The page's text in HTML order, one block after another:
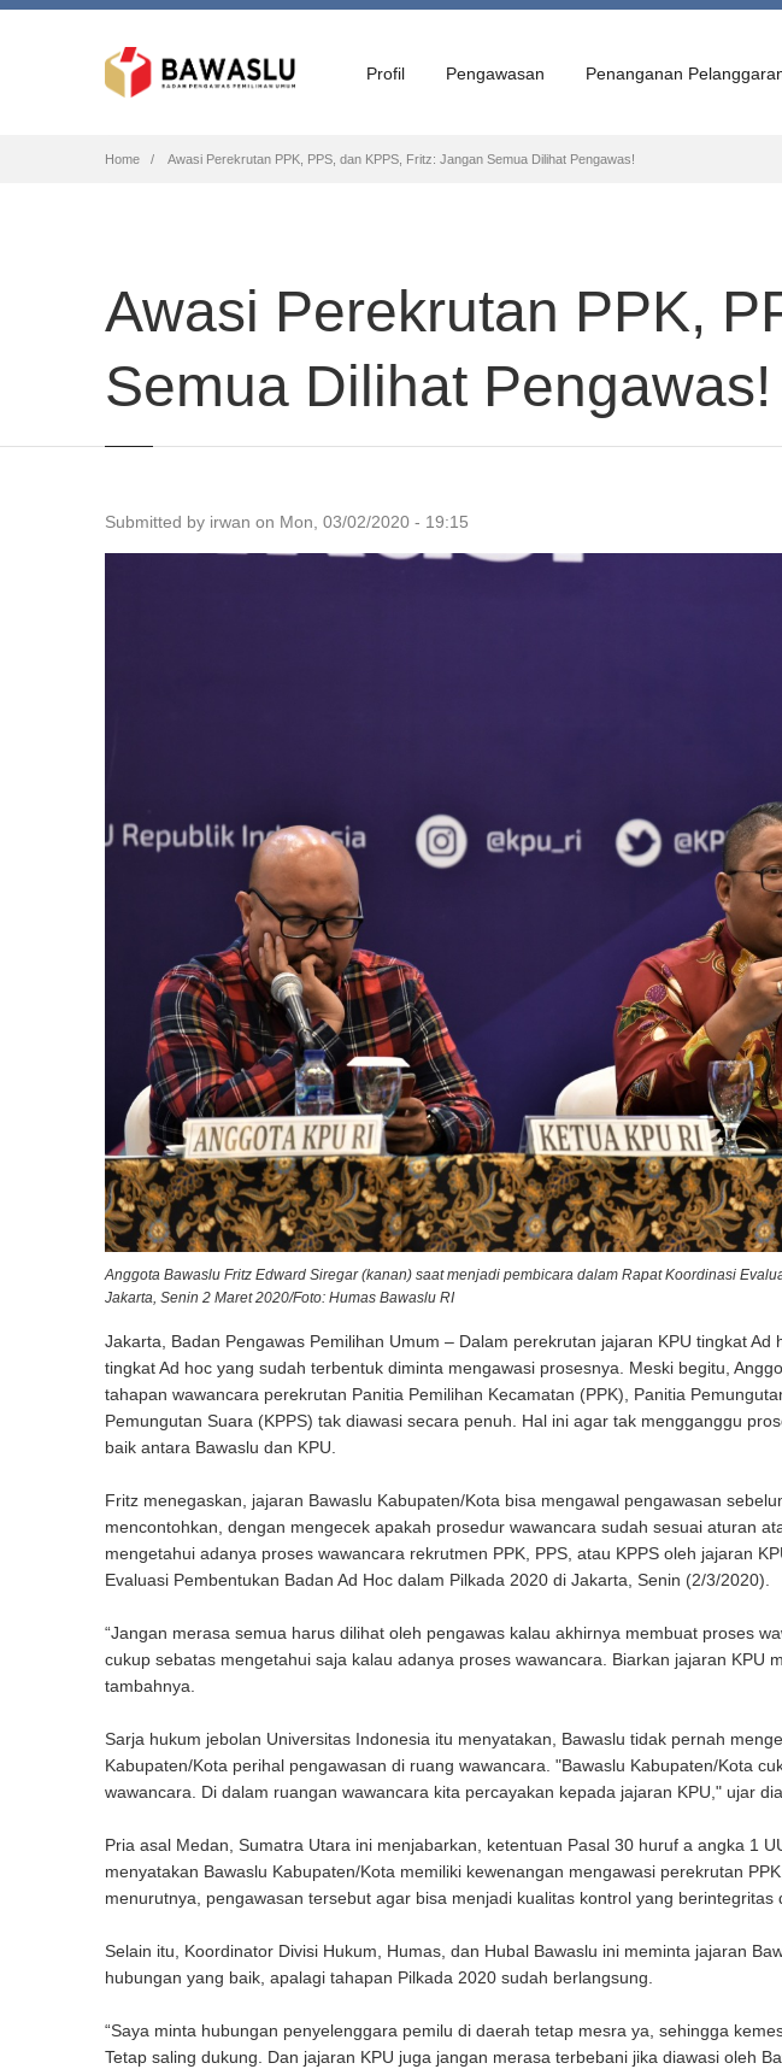
Profil Pengawasan Penanganan
Breadcrumb
Home Awasi Perekrutan PPK, PPS, dan KPPS, Fritz: Jangan Semua Dilihat Pengawas!
Awasi Perekrutan PPK,
Semua Dilihat Pengawas!
Submitted by irwan on Mon, 03/02/2020 - 19:15
Anggota Bawaslu Fritz Edward Siregar (kanan) saat menjadi pembicara dalam Rapat Koordinasi
Jakarta, Senin 2 Maret 2020/Foto: Humas Bawaslu RI
Jakarta, Badan Pengawas Pemilihan Umum – Dalam perekrutan jajaran KPU tingkat
tingkat Ad hoc yang sudah terbentuk diminta mengawasi prosesnya. Meski begitu,
tahapan wawancara perekrutan Panitia Pemilihan Kecamatan (PPK), Panitia
Pemungutan Suara (KPPS) tak diawasi secara penuh. Hal ini agar tak mengganggu
baik antara Bawaslu dan KPU.
Fritz menegaskan, jajaran Bawaslu Kabupaten/Kota bisa mengawal pengawasan
mencontohkan, dengan mengecek apakah prosedur wawancara sudah sesuai aturan
mengetahui adanya proses wawancara rekrutmen PPK, PPS, atau KPPS oleh jajaran
Evaluasi Pembentukan Badan Ad Hoc dalam Pilkada 2020 di Jakarta, Senin (2/3/2020).
“Jangan merasa semua harus dilihat oleh pengawas kalau akhirnya membuat proses
cukup sebatas mengetahui saja kalau adanya proses wawancara. Biarkan jajaran KPU
tambahnya.
Sarja hukum jebolan Universitas Indonesia itu menyatakan, Bawaslu tidak pernah
Kabupaten/Kota perihal pengawasan di ruang wawancara. "Bawaslu Kabupaten/Kota
wawancara. Di dalam ruangan wawancara kita percayakan kepada jajaran KPU," ujar dia.
Pria asal Medan, Sumatra Utara ini menjabarkan, ketentuan Pasal 30 huruf a angka 1
menyatakan Bawaslu Kabupaten/Kota memiliki kewenangan mengawasi perekrutan
menurutnya, pengawasan tersebut agar bisa menjadi kualitas kontrol yang berintegritas
Selain itu, Koordinator Divisi Hukum, Humas, dan Hubal Bawaslu ini meminta jajaran
hubungan yang baik, apalagi tahapan Pilkada 2020 sudah berlangsung.
“Saya minta hubungan penyelenggara pemilu di daerah tetap mesra ya, sehingga
Tetap saling dukung. Dan jajaran KPU juga jangan merasa terbebani jika diawasi oleh